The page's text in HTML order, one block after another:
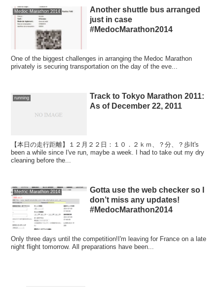
Medoc Marathon 2014
Another shuttle bus arranged
just in case
#MedocMarathon2014
One of the biggest challenges in arranging the Medoc Marathon
privately is securing transportation on the day of the eve...
running
Track to Tokyo Marathon 2011:
As of December 22, 2011
【本日の走行距離】１２月２２日：１０．２ｋｍ、？分、？歩It's
been a while since I've run, maybe a week. I had to take out my dry
cleaning before the...
Medoc Marathon 2014
Gotta use the web checker so I
don’t miss any updates!
#MedocMarathon2014
Only three days until the competition!I'm leaving for France on a late
night flight tomorrow. All preparations have been...